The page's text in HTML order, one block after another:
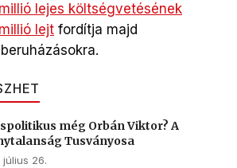
lejes költségvetésének
lejt fordítja majd
még Orbán Viktor? A
Tusványosa
július 26.